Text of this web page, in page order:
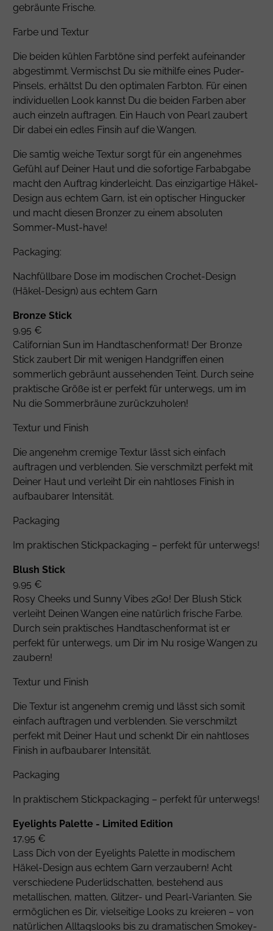
gebräunte Frische.
Farbe und Textur
Die beiden kühlen Farbtöne sind perfekt aufeinander
abgestimmt. Vermischst Du sie mithilfe eines Puder-
Pinsels, erhältst Du den optimalen Farbton. Für einen
individuellen Look kannst Du die beiden Farben aber
auch einzeln auftragen. Ein Hauch von Pearl zaubert
Dir dabei ein edles Finsih auf die Wangen.
Die samtig weiche Textur sorgt für ein angenehmes
Gefühl auf Deiner Haut und die sofortige Farbabgabe
macht den Auftrag kinderleicht. Das einzigartige Häkel-
Design aus echtem Garn, ist ein optischer Hingucker
und macht diesen Bronzer zu einem absoluten
Sommer-Must-have!
Packaging:
Nachfüllbare Dose im modischen Crochet-Design
(Häkel-Design) aus echtem Garn
Bronze Stick
9,95 €
Californian Sun im Handtaschenformat! Der Bronze
Stick zaubert Dir mit wenigen Handgriffen einen
sommerlich gebräunt aussehenden Teint. Durch seine
praktische Größe ist er perfekt für unterwegs, um im
Nu die Sommerbräune zurückzuholen!
Textur und Finish
Die angenehm cremige Textur lässt sich einfach
auftragen und verblenden. Sie verschmilzt perfekt mit
Deiner Haut und verleiht Dir ein nahtloses Finish in
aufbaubarer Intensität.
Packaging
Im praktischen Stickpackaging – perfekt für unterwegs!
Blush Stick
9,95 €
Rosy Cheeks und Sunny Vibes 2Go! Der Blush Stick
verleiht Deinen Wangen eine natürlich frische Farbe.
Durch sein praktisches Handtaschenformat ist er
perfekt für unterwegs, um Dir im Nu rosige Wangen zu
zaubern!
Textur und Finish
Die Textur ist angenehm cremig und lässt sich somit
einfach auftragen und verblenden. Sie verschmilzt
perfekt mit Deiner Haut und schenkt Dir ein nahtloses
Finish in aufbaubarer Intensität.
Packaging
In praktischem Stickpackaging – perfekt für unterwegs!
Eyelights Palette - Limited Edition
17,95 €
Lass Dich von der Eyelights Palette in modischem
Häkel-Design aus echtem Garn verzaubern! Acht
verschiedene Puderlidschatten, bestehend aus
metallischen, matten, Glitzer- und Pearl-Varianten. Sie
ermöglichen es Dir, vielseitige Looks zu kreieren – von
natürlichen Alltagslooks bis zu dramatischen Smokey-